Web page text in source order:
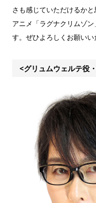
さも感じていただけるかと
アニメ「ラグナクリムゾ
す。ぜひよろしくお願いい
<グリュムウェルテ役